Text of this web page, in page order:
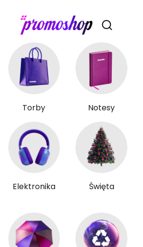
Otwórz
Torby Notesy
Elektronika Święta